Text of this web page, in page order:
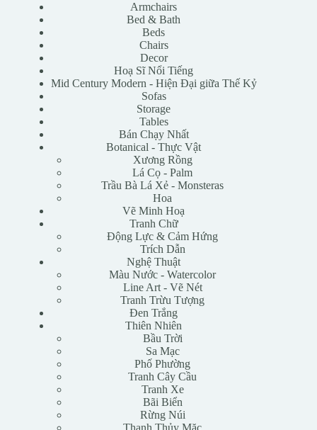
Armchairs
Bed & Bath
Beds
Chairs
Decor
Hoạ Sĩ Nổi Tiếng
Mid Century Modern - Hiện Đại giữa Thế Kỷ
Sofas
Storage
Tables
Bán Chạy Nhất
Botanical - Thực Vật
Xương Rồng
Lá Cọ - Palm
Trầu Bà Lá Xẻ - Monsteras
Hoa
Vẽ Minh Hoạ
Tranh Chữ
Động Lực & Cảm Hứng
Trích Dẫn
Nghệ Thuật
Màu Nước - Watercolor
Line Art - Vẽ Nét
Tranh Trừu Tượng
Đen Trắng
Thiên Nhiên
Bầu Trời
Sa Mạc
Phố Phường
Tranh Cây Cầu
Tranh Xe
Bãi Biển
Rừng Núi